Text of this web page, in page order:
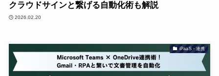
クラウドサインと繋げる自動化術も解説
2026.02.20
iPaaS・連携